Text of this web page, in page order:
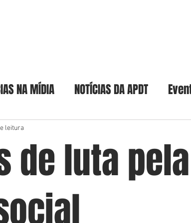
NA MÍDIA NOTÍCIAS DA APDT
de luta pela
leitura